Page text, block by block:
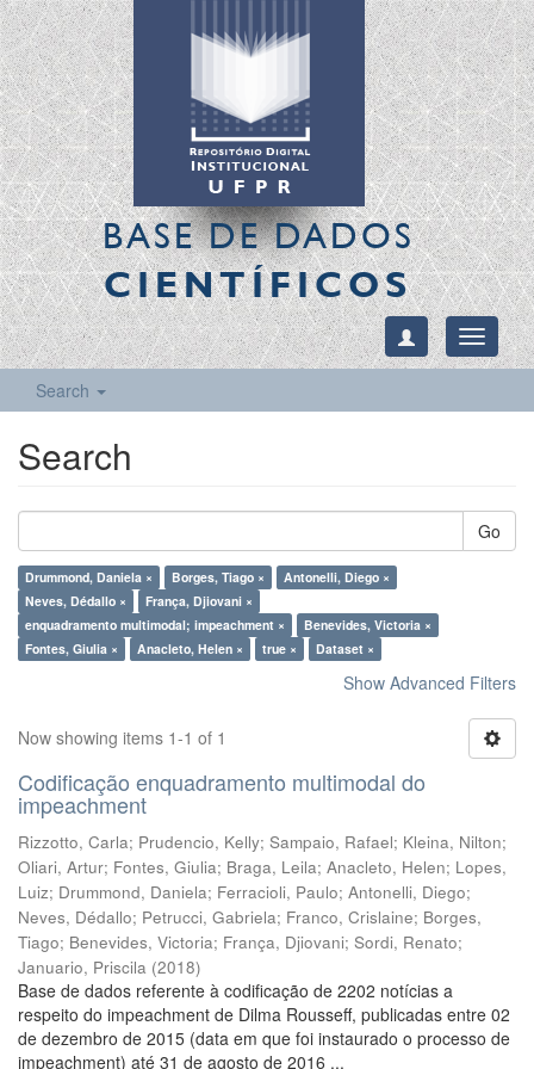
BASE DE DADOS
CIENTÍFICOS
Toggle
Search
Search
Go
Drummond, Daniela × Borges, Tiago ×
Antonelli, Diego ×
Neves, Dédallo ×
França, Djiovani ×
enquadramento multimodal; impeachment ×
Benevides, Victoria ×
Fontes, Giulia ×
Anacleto, Helen × true × Dataset ×
Show Advanced Filters
Now showing items 1-1 of 1
Codificação enquadramento multimodal do
impeachment
Rizzotto, Carla; Prudencio, Kelly; Sampaio, Rafael; Kleina, Nilton;
Oliari, Artur; Fontes, Giulia; Braga, Leila; Anacleto, Helen; Lopes,
Luiz; Drummond, Daniela; Ferracioli, Paulo; Antonelli, Diego;
Neves, Dédallo; Petrucci, Gabriela; Franco, Crislaine; Borges,
Tiago; Benevides, Victoria; França, Djiovani; Sordi, Renato;
Januario, Priscila (2018)
Base de dados referente à codificação de 2202 notícias a
respeito do impeachment de Dilma Rousseff, publicadas entre 02
de dezembro de 2015 (data em que foi instaurado o processo de
impeachment) até 31 de agosto de 2016 ...